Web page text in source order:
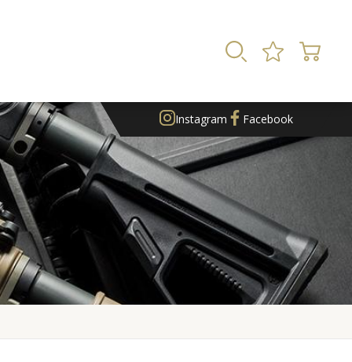
Instagram Facebook